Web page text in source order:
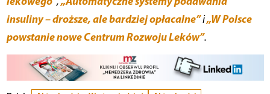
insuliny – droższe, ale bardziej opłacalne”i„W Polsce
powstanie nowe Centrum Rozwoju Leków”.